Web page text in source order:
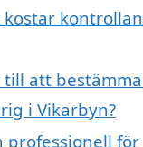
kostar
att
i Vikarbyn?
professionell för